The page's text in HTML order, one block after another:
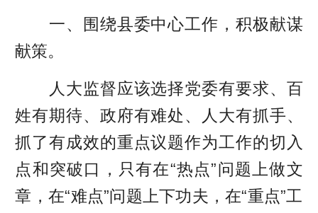
一、围绕县委中心工作，积极献谋
献策。
人大监督应该选择党委有要求、百
姓有期待、政府有难处、人大有抓手、
抓了有成效的重点议题作为工作的切入
点和突破口，只有在“热点”问题上做文
章，在“难点”问题上下功夫，在“重点”工